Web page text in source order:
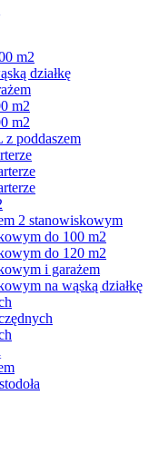
m2
działkę
m2
m2
poddaszem
2 stanowiskowym
do 100 m2
do 120 m2
i garażem
na wąską działkę